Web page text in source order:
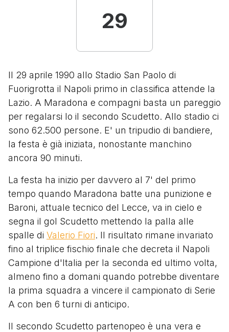
29
Il 29 aprile 1990 allo Stadio San Paolo di
Fuorigrotta il Napoli primo in classifica attende la
Lazio. A Maradona e compagni basta un pareggio
per regalarsi lo il secondo Scudetto. Allo stadio ci
sono 62.500 persone. E' un tripudio di bandiere,
la festa è già iniziata, nonostante manchino
ancora 90 minuti.
La festa ha inizio per davvero al 7' del primo
tempo quando Maradona batte una punizione e
Baroni, attuale tecnico del Lecce, va in cielo e
segna il gol Scudetto mettendo la palla alle
spalle di Valerio Fiori. Il risultato rimane invariato
fino al triplice fischio finale che decreta il Napoli
Campione d'Italia per la seconda ed ultimo volta,
almeno fino a domani quando potrebbe diventare
la prima squadra a vincere il campionato di Serie
A con ben 6 turni di anticipo.
Il secondo Scudetto partenopeo è una vera e